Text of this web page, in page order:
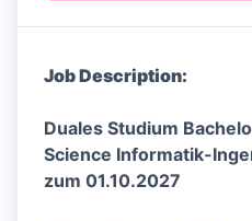
Job Description:
Duales Studium
Science Informatik-
zum 01.10.2027